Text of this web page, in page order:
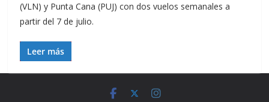
(VLN) y Punta Cana (PUJ) con dos vuelos semanales a
partir del 7 de julio.
Leer más